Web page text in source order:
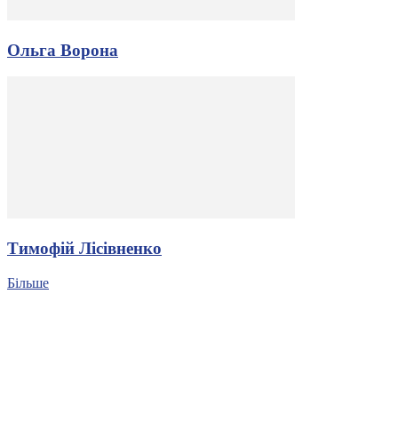
Ольга Ворона
Тимофій Лісівненко
Більше